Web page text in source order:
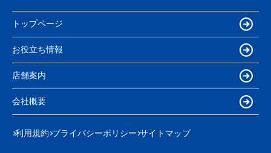
トップページ
お役立ち情報
店舗案内
会社概要
利用規約 プライバシーポリシー サイトマップ